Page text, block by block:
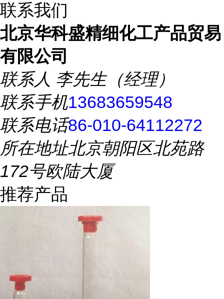
联系我们
北京华科盛精细化工产品贸易
有限公司
联系人 李先生（经理）
联系手机13683659548
联系电话86-010-64112272
所在地址北京朝阳区北苑路
172号欧陆大厦
推荐产品